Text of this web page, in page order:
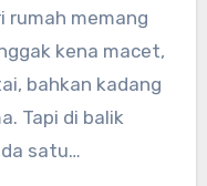
kena macet,
bahkan kadang
Tapi di balik
satu…